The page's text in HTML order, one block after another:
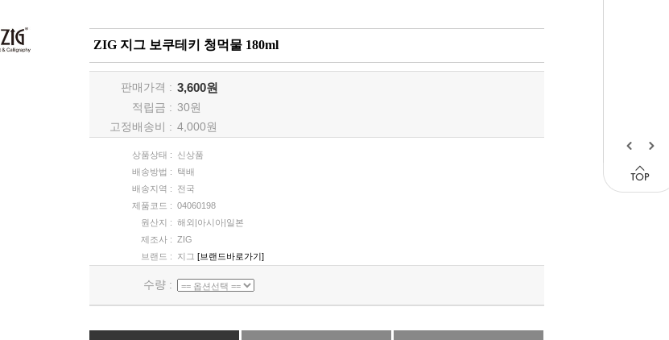
ZIG 지그 보쿠테키 청먹물 180ml
판매가격 : 3,600원
적립금 : 30원
고정배송비 : 4,000원
상품상태 :
신상품
배송방법 :
택배
배송지역 :
전국
제품코드 : 04060198
원산지 : 해외|아시아|일본
제조사 : ZIG
브랜드 :
지그 [브랜드바로가기]
수량 :